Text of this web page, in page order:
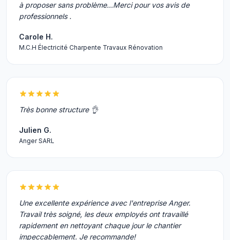
à proposer sans problème...Merci pour vos avis de
professionnels .
Carole H.
M.C.H Électricité Charpente Travaux Rénovation
Très bonne structure 👌
Julien G.
Anger SARL
Une excellente expérience avec l'entreprise Anger.
Travail très soigné, les deux employés ont travaillé
rapidement en nettoyant chaque jour le chantier
impeccablement. Je recommande!